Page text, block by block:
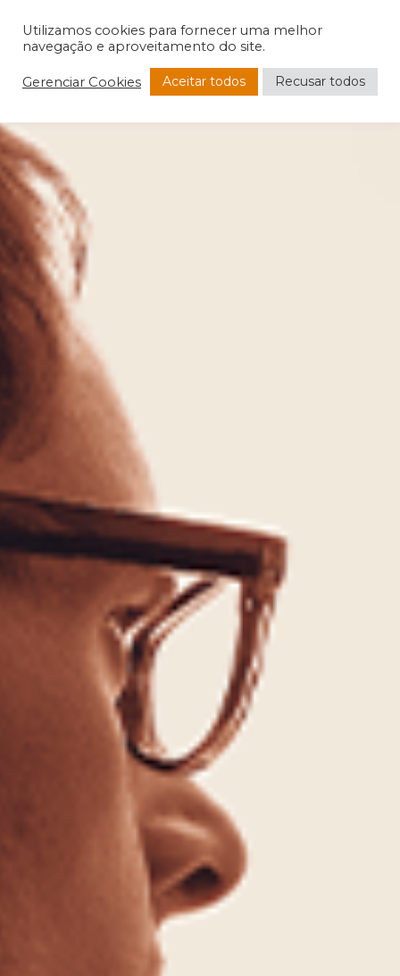
Utilizamos cookies para fornecer uma melhor
navegação e aproveitamento do site.
Gerenciar Cookies Aceitar todos Recusar todos